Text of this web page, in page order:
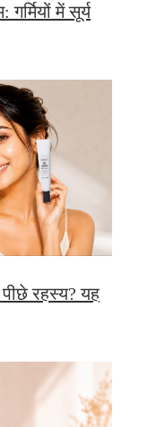
में सूर्य
रहस्य? यह